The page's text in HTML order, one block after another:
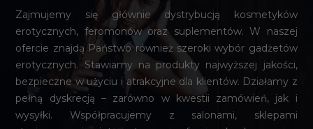
Zajmujemy się głównie dystrybucją kosmetyków
erotycznych, feromonów oraz suplementów. W naszej
ofercie znajdą Państwo również szeroki wybór gadżetów
erotycznych. Stawiamy na produkty najwyższej jakości,
bezpieczne w użyciu i atrakcyjne dla klientów. Działamy z
pełną dyskrecją – zarówno w kwestii zamówień, jak i
wysyłki. Współpracujemy z salonami, sklepami